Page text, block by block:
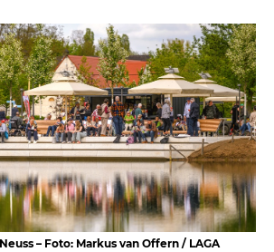
– Foto: Markus van Offern / LAGA